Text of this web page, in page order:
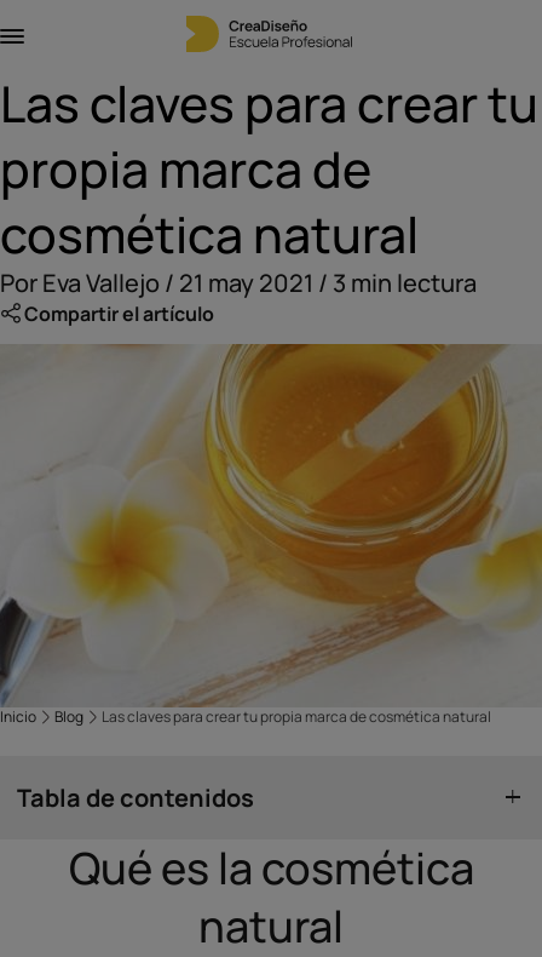
Las claves para crear tu
propia marca de
cosmética natural
Por Eva Vallejo / 21 may 2021 / 3 min lectura
Compartir el artículo
Inicio Blog Las claves para crear tu propia marca de cosmética natural
Tabla de contenidos
Qué es la cosmética
natural